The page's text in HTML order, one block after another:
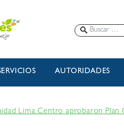
AUTORIDADES
Lima Centro aprobaron Plan